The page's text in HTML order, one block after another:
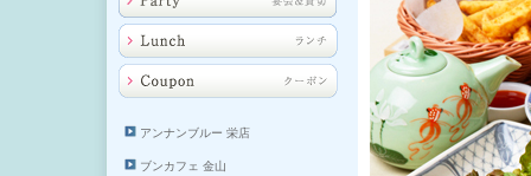
アンナンブルー 栄店
ブンカフェ 金山